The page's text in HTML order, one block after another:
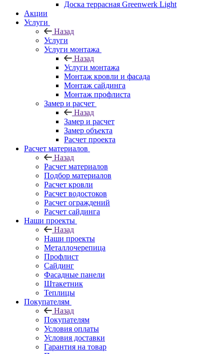
Доска террасная Greenwerk Light
Акции
Услуги
Назад
Услуги
Услуги монтажа
Назад
Услуги монтажа
Монтаж кровли и фасада
Монтаж сайдинга
Монтаж профлиста
Замер и расчет
Назад
Замер и расчет
Замер объекта
Расчет проекта
Расчет материалов
Назад
Расчет материалов
Подбор материалов
Расчет кровли
Расчет водостоков
Расчет ограждений
Расчет сайдинга
Наши проекты
Назад
Наши проекты
Металлочерепица
Профлист
Сайдинг
Фасадные панели
Штакетник
Теплицы
Покупателям
Назад
Покупателям
Условия оплаты
Условия доставки
Гарантия на товар